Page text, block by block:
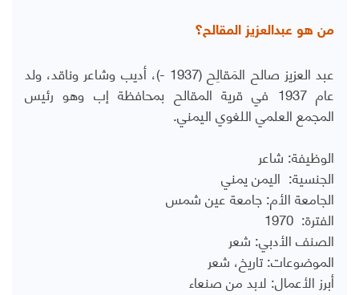
من هو عبدالعزيز المقالح؟
عبد العزيز صالح المَقالِح (1937 -)، أديب وشاعر وناقد، ولد
عام 1937 في قرية المقالح بمحافظة إب وهو رئيس
المجمع العلمي اللغوي اليمني.
الوظيفة: شاعر
الجنسية: اليمن يمني
الجامعة الأم: جامعة عين شمس
الفترة: 1970
الصنف الأدبي: شعر
الموضوعات: تاريخ، شعر
أبرز الأعمال: لابد من صنعاء